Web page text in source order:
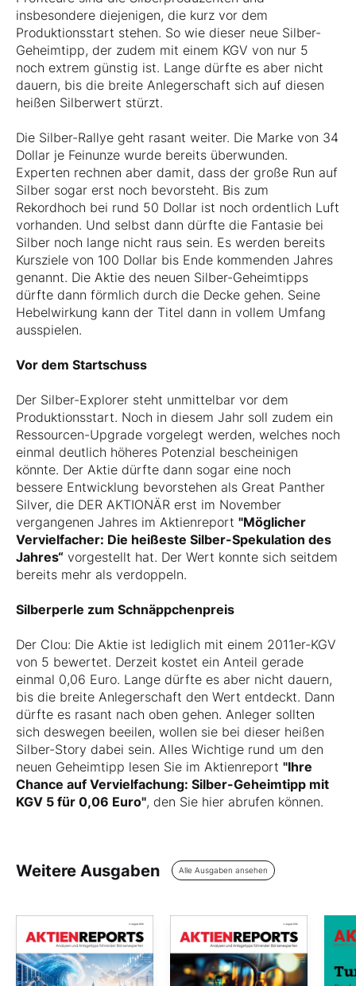
insbesondere diejenigen, die kurz vor dem
Produktionsstart stehen. So wie dieser neue Silber-
Geheimtipp, der zudem mit einem KGV von nur 5
noch extrem günstig ist. Lange dürfte es aber nicht
dauern, bis die breite Anlegerschaft sich auf diesen
heißen Silberwert stürzt.
Die Silber-Rallye geht rasant weiter. Die Marke von 34
Dollar je Feinunze wurde bereits überwunden.
Experten rechnen aber damit, dass der große Run auf
Silber sogar erst noch bevorsteht. Bis zum
Rekordhoch bei rund 50 Dollar ist noch ordentlich Luft
vorhanden. Und selbst dann dürfte die Fantasie bei
Silber noch lange nicht raus sein. Es werden bereits
Kursziele von 100 Dollar bis Ende kommenden Jahres
genannt. Die Aktie des neuen Silber-Geheimtipps
dürfte dann förmlich durch die Decke gehen. Seine
Hebelwirkung kann der Titel dann in vollem Umfang
ausspielen.
Vor dem Startschuss
Der Silber-Explorer steht unmittelbar vor dem
Produktionsstart. Noch in diesem Jahr soll zudem ein
Ressourcen-Upgrade vorgelegt werden, welches noch
einmal deutlich höheres Potenzial bescheinigen
könnte. Der Aktie dürfte dann sogar eine noch
bessere Entwicklung bevorstehen als Great Panther
Silver, die DER AKTIONÄR erst im November
vergangenen Jahres im Aktienreport "Möglicher
Vervielfacher: Die heißeste Silber-Spekulation des
Jahres“ vorgestellt hat. Der Wert konnte sich seitdem
bereits mehr als verdoppeln.
Silberperle zum Schnäppchenpreis
Der Clou: Die Aktie ist lediglich mit einem 2011er-KGV
von 5 bewertet. Derzeit kostet ein Anteil gerade
einmal 0,06 Euro. Lange dürfte es aber nicht dauern,
bis die breite Anlegerschaft den Wert entdeckt. Dann
dürfte es rasant nach oben gehen. Anleger sollten
sich deswegen beeilen, wollen sie bei dieser heißen
Silber-Story dabei sein. Alles Wichtige rund um den
neuen Geheimtipp lesen Sie im Aktienreport "Ihre
Chance auf Vervielfachung: Silber-Geheimtipp mit
KGV 5 für 0,06 Euro", den Sie hier abrufen können.
Weitere Ausgaben Alle Ausgaben ansehen